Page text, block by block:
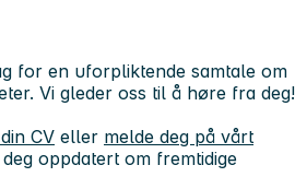
for en uforpliktende samtale om
Vi gleder oss til å høre fra deg!
CV eller melde deg på vårt
oppdatert om fremtidige